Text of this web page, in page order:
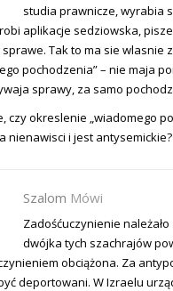
studia prawnicze, wyrabia
aplikacje sedziowska,
Tak to ma sie wlasnie
pochodzenia” – nie maja
sprawy, za samo
czy okreslenie „wiadomego
nienawisci i jest antysemickie?
Szalom Mówi
Zadośćuczynienie należało
dwójka tych szachrajów
obciążona. Za
deportowani. W Izraelu